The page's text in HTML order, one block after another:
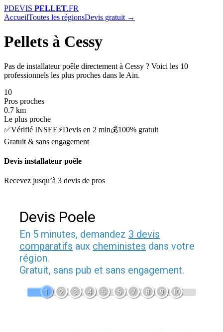
PDEVIS PELLET.FR
AccueilToutes les régionsDevis gratuit →
Pellets à Cessy
Pas de installateur poêle directement à Cessy ? Voici les 10
professionnels les plus proches dans le Ain.
10
Pros proches
0.7 km
Le plus proche
✅Vérifié INSEE⚡Devis en 2 min💰100% gratuit
Gratuit & sans engagement
Devis installateur poêle
Recevez jusqu’à 3 devis de pros
Devis Poele
En 5 minutes, demandez 3 devis
comparatifs aux cheministes dans votre
région.
Gratuit, sans pub et sans engagement.
1 2 3 4 5 6 7 8 9 10